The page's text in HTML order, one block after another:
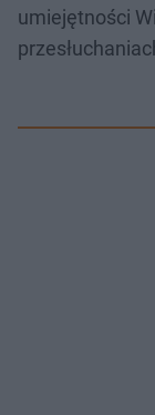
umiejętności